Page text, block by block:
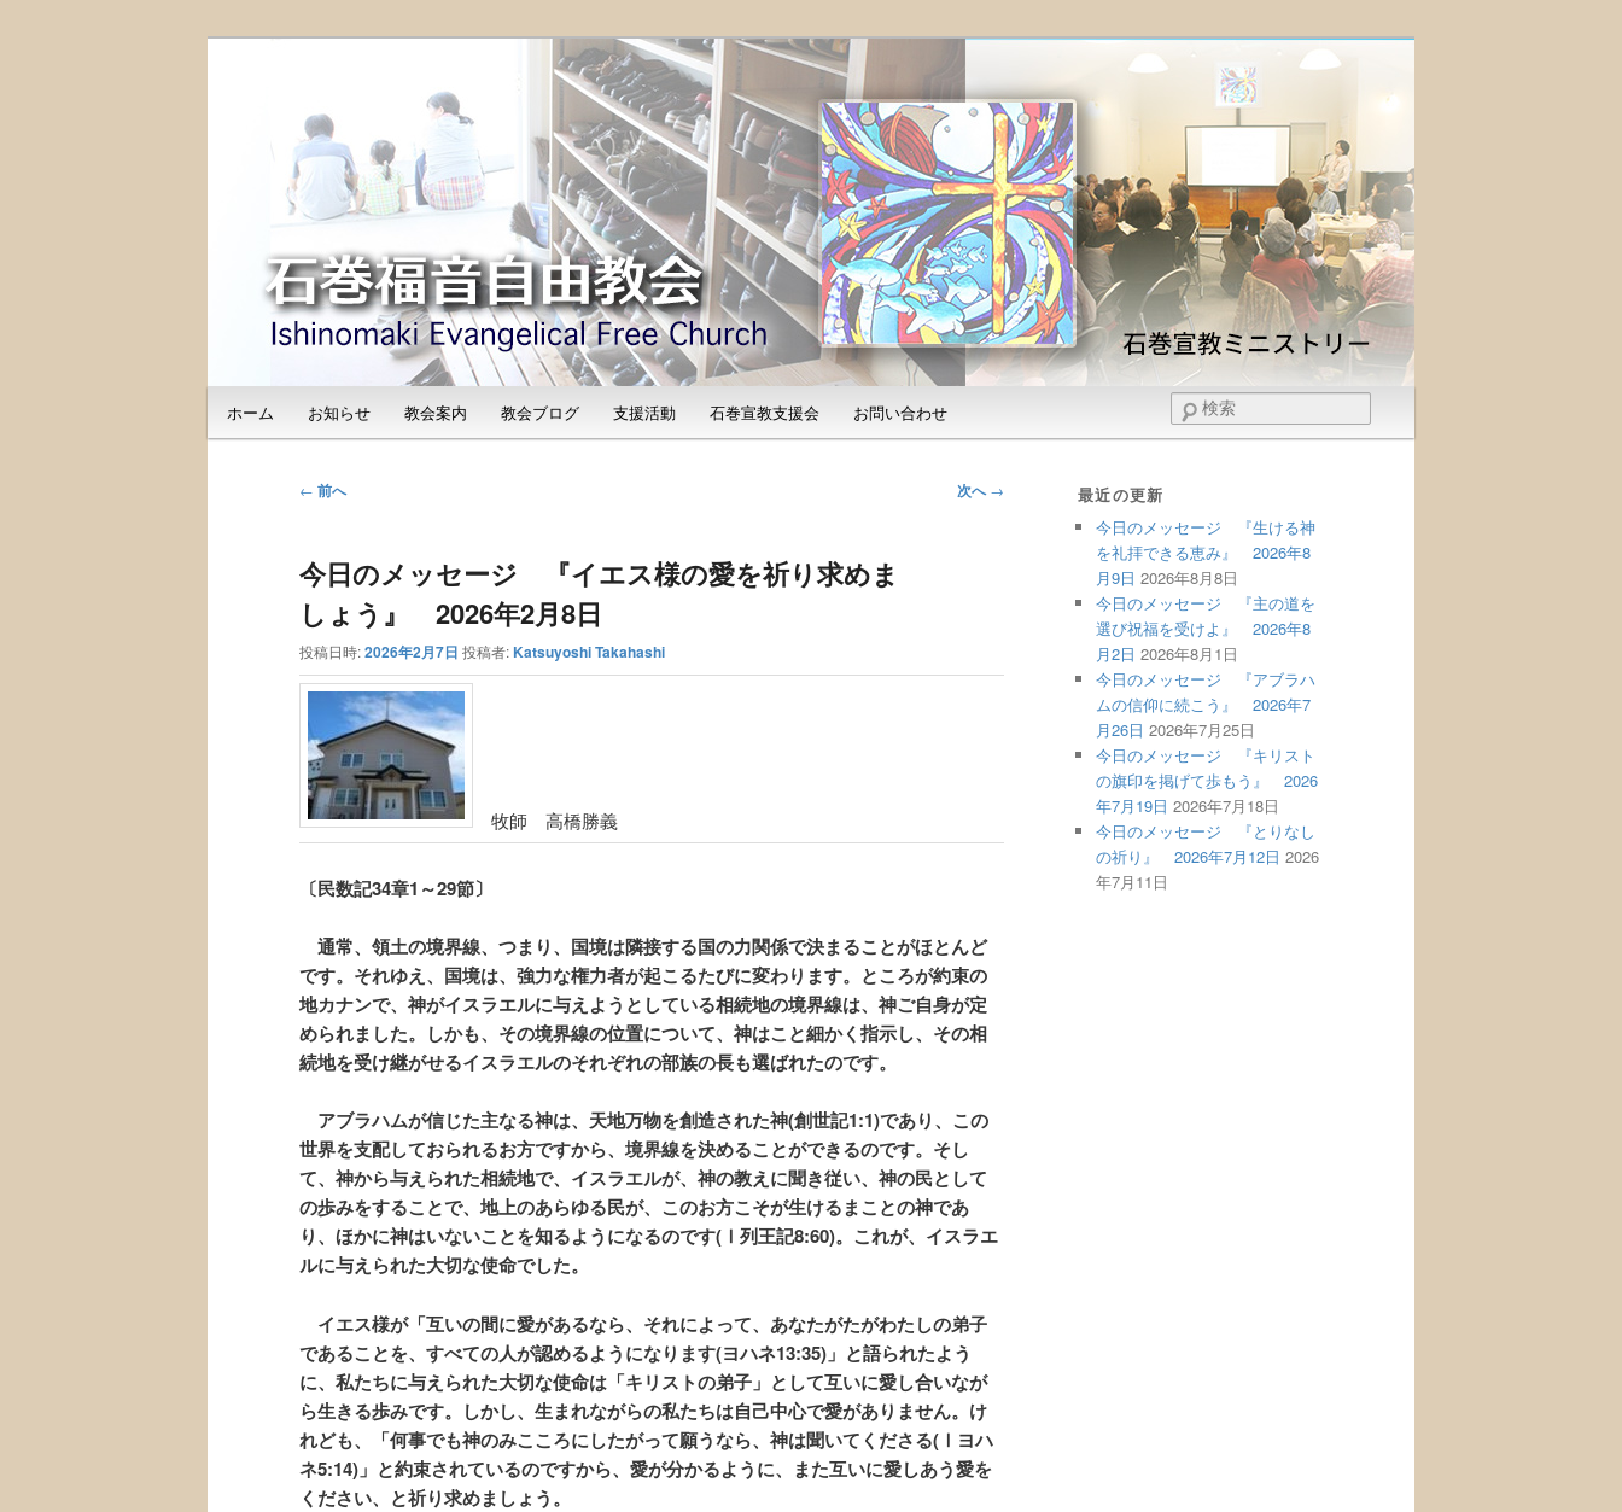
石巻福音自由教会（Ishinomaki Evangelical
Free Church）
日本福音自由教会の有志による「石巻宣教支援会」によって支えられる新しい教会と、被災地支援活動
索
ホーム お知らせ 教会案内 教会ブログ 支援活動 石巻宣教支援会 お問い合わせ
投
ビ
ゲ
ー
シ
ョ
← 前へ 次へ→
今日のメッセージ 『イエス様の愛を祈り求めま
しょう』 2026年2月8日
投稿日時:2026年2月7日 投稿者: Katsuyoshi Takahashi
牧師 高橋勝義
〔民数記34章1～29節〕
通常、領土の境界線、つまり、国境は隣接する国の力関係で決まることがほとんど
です。それゆえ、国境は、強力な権力者が起こるたびに変わります。ところが約束の
地カナンで、神がイスラエルに与えようとしている相続地の境界線は、神ご自身が定
められました。 しかも、その境界線の位置について、神はこと細かく指示し、その相
続地を受け継がせるイスラエルのそれぞれの部族の長も選ばれたのです。
アブラハムが信じた主なる神は、天地万物を創造された神(創世記1:1)であり、この
世界を支配しておられるお方ですから、境界線を決めることができるのです。そし
て、神から与えられた相続地で、イスラエルが、神の教えに聞き従い、神の民として
の歩みをすることで、 地上のあらゆる民が、このお方こそが生けるまことの神であ
り、 ほかに神はいないことを知るようになるのです(Ⅰ列王記8:60)。これが、イスラエ
ルに与えられた大切な使命でした。
イエス様が「互いの間に愛があるなら、それによって、あなたがたがわたしの弟子
であることを、すべての人が認めるようになります(ヨハネ13:35)」と語られたよう
に、私たちに与えられた大切な使命は「キリストの弟子」として互いに愛し合いなが
ら生きる歩みです。しかし、生まれながらの私たちは自己中心で愛がありません。け
れども、
「何事でも神のみこころにしたがって願うなら、神は聞いてくださる( Ⅰヨハ
ネ5:14)」と約束されているのですから、愛が分かるように、また互いに愛しあう愛を
ください、と祈り求めましょう。
最近の更新
今日のメッセージ 『生ける神
を礼拝できる恵み』 2026年8
月9日 2026年8月8日
今日のメッセージ 『主の道を
選び祝福を受けよ』 2026年8
月2日 2026年8月1日
今日のメッセージ 『アブラハ
ムの信仰に続こう』 2026年7
月26日 2026年7月25日
今日のメッセージ 『キリスト
の旗印を掲げて歩もう』 2026
年7月19日 2026年7月18日
今日のメッセージ 『とりなし
の祈り』 2026年7月12日 2026
年7月11日